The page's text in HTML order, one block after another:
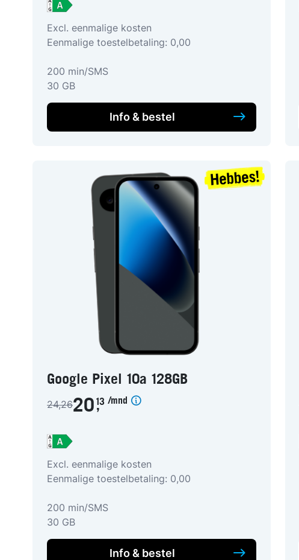
Excl. eenmalige kosten
Eenmalige toestelbetaling: 0,00
200 min/SMS
30 GB
Info & bestel
Google Pixel 10a 128GB
24,2620 ,
13 /mnd
Excl. eenmalige kosten
Eenmalige toestelbetaling: 0,00
200 min/SMS
30 GB
Info & bestel